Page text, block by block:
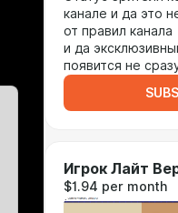
канале и да это
от правил канала
и да
появится не
Игрок Лайт
$1.94 per month